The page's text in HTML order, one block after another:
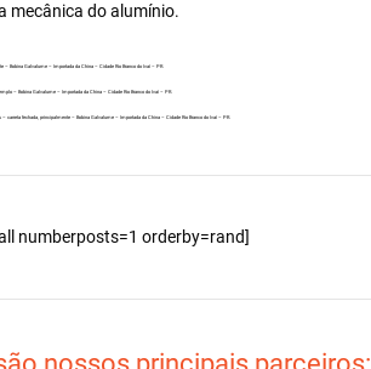
mecânica do alumínio.
– Bobina Galvalume – Importada da China – Cidade Rio Branco do Ivaí – PR.
– Bobina Galvalume – Importada da China – Cidade Rio Branco do Ivaí – PR.
– carreta fechada, principalmente – Bobina Galvalume – Importada da China – Cidade Rio Branco do Ivaí – PR.
numberposts=1 orderby=rand]